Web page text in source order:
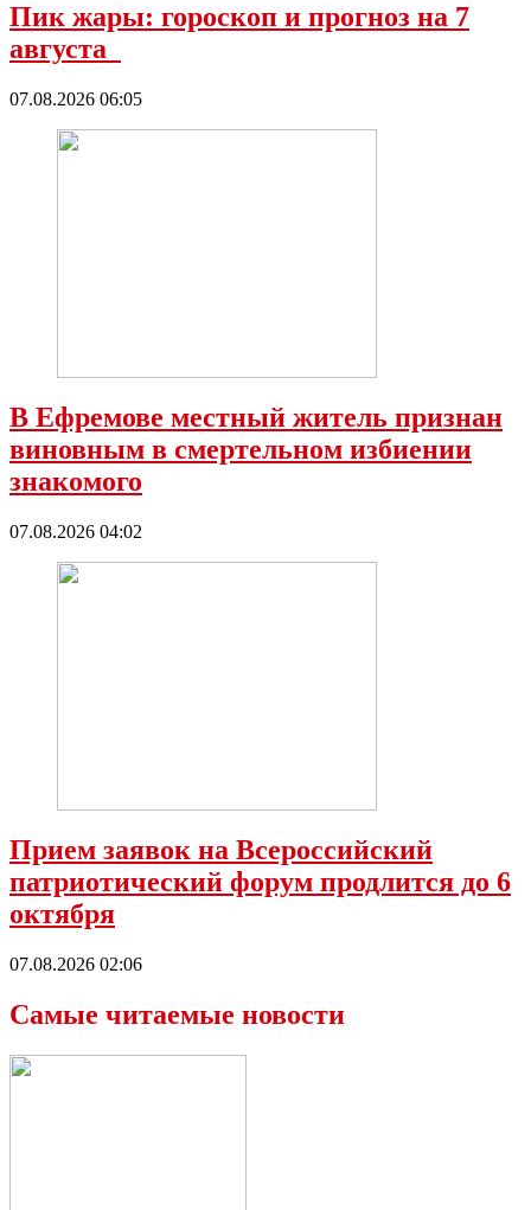
Пик жары: гороскоп и прогноз на 7
августа
07.08.2026 06:05
В Ефремове местный житель признан
виновным в смертельном избиении
знакомого
07.08.2026 04:02
Прием заявок на Всероссийский
патриотический форум продлится до 6
октября
07.08.2026 02:06
Самые читаемые новости